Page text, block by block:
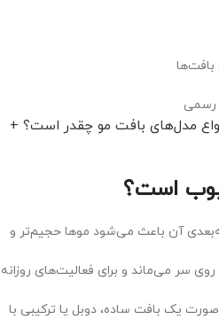
بافت‌ها
رسمی
مدل‌های بافت مو چقدر است؟ +
است؟
آن باعث می‌شود موها حجیم‌تر و
سر می‌ماند و برای فعالیت‌های روزانه
یک بافت ساده، دوبل یا ترکیبی با